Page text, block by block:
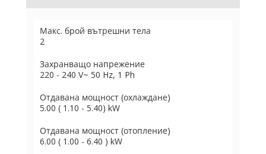
Макс. брой вътрешни тела
2
Захранващо напрежение
220 - 240 V~ 50 Hz, 1 Ph
Отдавана мощност (охлаждане)
5.00 ( 1.10 - 5.40) kW
Отдавана мощност (отопление)
6.00 ( 1.00 - 6.40 ) kW